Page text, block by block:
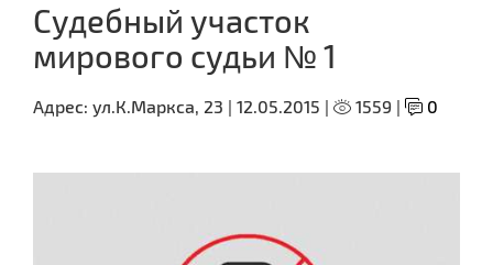
Судебный участок
мирового судьи № 1
Адрес: ул.К.Маркса, 23 | 12.05.2015 | 1559 | 0